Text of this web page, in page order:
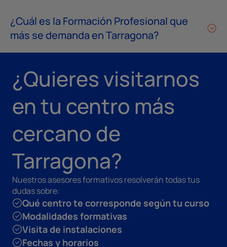
¿Cuál es la Formación Profesional que
más se demanda en Tarragona?
¿Quieres visitarnos
en tu centro más
cercano de
Tarragona?
Nuestros asesores formativos resolverán todas tus
dudas sobre:
Qué centro te corresponde según tu curso
Modalidades formativas
Visita de instalaciones
Fechas y horarios